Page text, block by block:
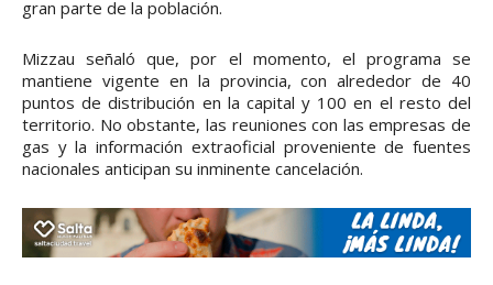
gran parte de la población.
Mizzau señaló que, por el momento, el programa se
mantiene vigente en la provincia, con alrededor de 40
puntos de distribución en la capital y 100 en el resto del
territorio. No obstante, las reuniones con las empresas de
gas y la información extraoficial proveniente de fuentes
nacionales anticipan su inminente cancelación.